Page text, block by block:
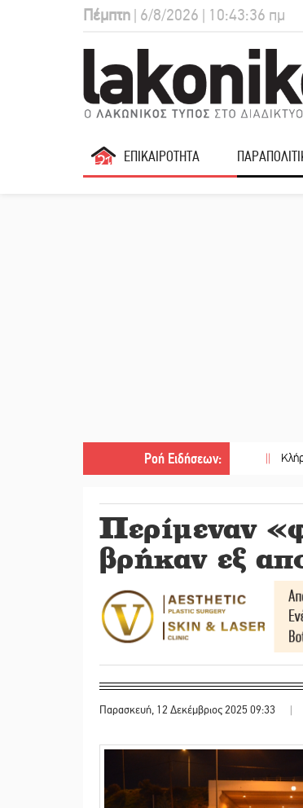
Πέμπτη | 6/8/2026 | 10:43:37 πμ
ΕΠΙΚΑΙΡΟΤΗΤΑ
Ροή Ειδήσεων:
|| Κλήρωσε για
Περίμεναν
βρήκαν εξ
Παρασκευή, 12 Δεκέμβριος 2025 09:33 |